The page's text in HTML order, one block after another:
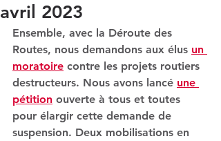
avril 2023
Ensemble, avec la Déroute des
Routes, nous demandons aux élus un
moratoire contre les projets routiers
destructeurs. Nous avons lancé une
pétition ouverte à tous et toutes
pour élargir cette demande de
suspension. Deux mobilisations en